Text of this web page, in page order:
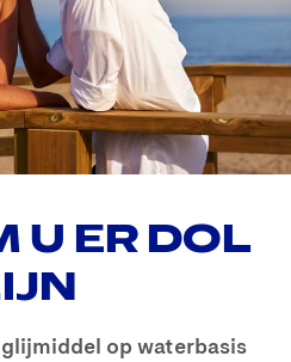
U ER DOL
op waterbasis